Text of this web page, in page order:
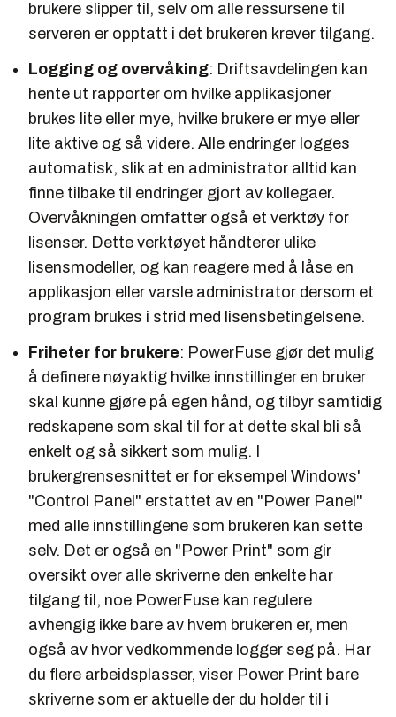
brukere slipper til, selv om alle ressursene til
serveren er opptatt i det brukeren krever tilgang.
Logging og overvåking: Driftsavdelingen kan
hente ut rapporter om hvilke applikasjoner
brukes lite eller mye, hvilke brukere er mye eller
lite aktive og så videre. Alle endringer logges
automatisk, slik at en administrator alltid kan
finne tilbake til endringer gjort av kollegaer.
Overvåkningen omfatter også et verktøy for
lisenser. Dette verktøyet håndterer ulike
lisensmodeller, og kan reagere med å låse en
applikasjon eller varsle administrator dersom et
program brukes i strid med lisensbetingelsene.
Friheter for brukere: PowerFuse gjør det mulig
å definere nøyaktig hvilke innstillinger en bruker
skal kunne gjøre på egen hånd, og tilbyr samtidig
redskapene som skal til for at dette skal bli så
enkelt og så sikkert som mulig. I
brukergrensesnittet er for eksempel Windows'
"Control Panel" erstattet av en "Power Panel"
med alle innstillingene som brukeren kan sette
selv. Det er også en "Power Print" som gir
oversikt over alle skriverne den enkelte har
tilgang til, noe PowerFuse kan regulere
avhengig ikke bare av hvem brukeren er, men
også av hvor vedkommende logger seg på. Har
du flere arbeidsplasser, viser Power Print bare
skriverne som er aktuelle der du holder til i